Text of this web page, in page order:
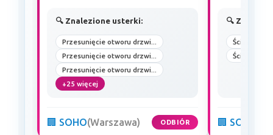
🔍 Znalezione usterki:
Przesunięcie otworu drzwi...
Przesunięcie otworu drzwi...
Przesunięcie otworu drzwi...
+25 więcej
🏢 SOHO(Warszawa) ODBIÓR
🔍
Ścianki
Ściany
🏢 SOHO